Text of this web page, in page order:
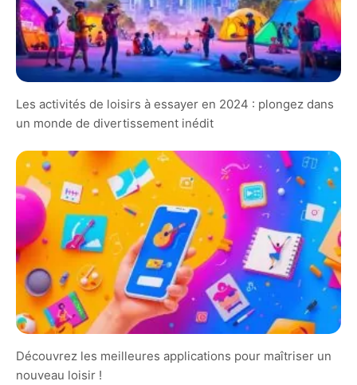
Les activités de loisirs à essayer en 2024 : plongez dans
un monde de divertissement inédit
Découvrez les meilleures applications pour maîtriser un
nouveau loisir !